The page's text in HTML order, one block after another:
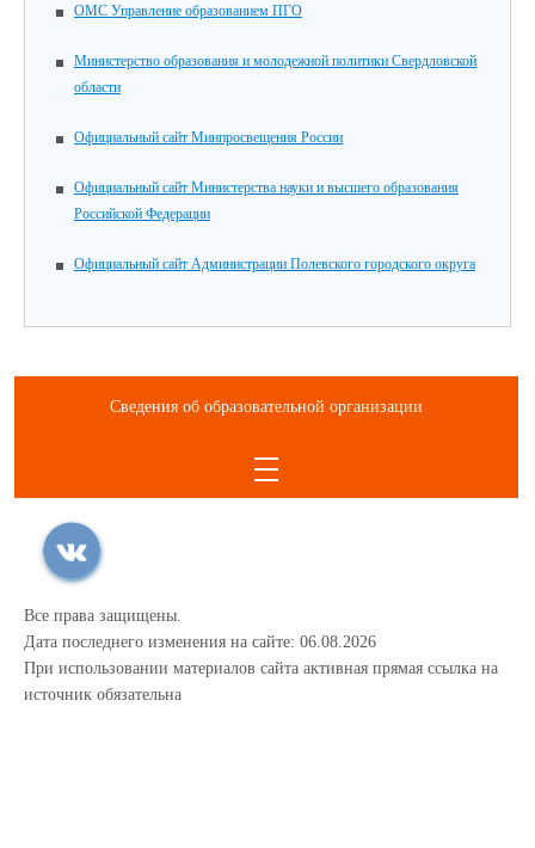
ОМС Управление образованием ПГО
Министерство образования и молодежной политики Свердловской
области
Официальный сайт Минпросвещения России
Официальный сайт Министерства науки и высшего образования
Российской Федерации
Официальный сайт Администрации Полевского городского округа
Сведения об образовательной организации
Все права защищены.
Дата последнего изменения на сайте: 06.08.2026
При использовании материалов сайта активная прямая ссылка на
источник обязательна